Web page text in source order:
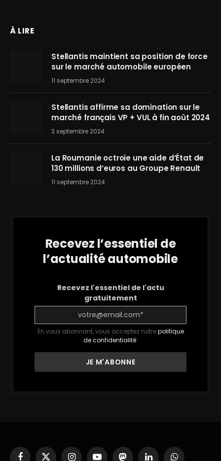
À LIRE
Stellantis maintient sa position de force
sur le marché automobile européen
11 septembre 2024
Stellantis affirme sa domination sur le
marché français VP + VUL à fin août 2024
3 septembre 2024
La Roumanie octroie une aide d’État de
130 millions d’euros au Groupe Renault
11 septembre 2024
Recevez l’essentiel de
l’actualité automobile
Recevez l'essentiel de l'actu
gratuitement
En vous abonnant, vous acceptez notrepolitique
de confidentialité.